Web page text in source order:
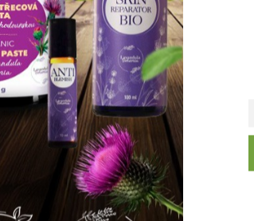
Používame cookies, aby sme vám
webom Levanduľového údolia. Vďaka
neustále zlepšujeme jeho funkcie,
Ďakujeme a prajeme vám príjemný